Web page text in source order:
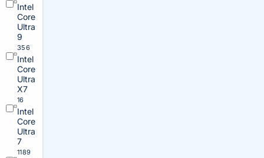
Intel
Core
Ultra
9
356
Intel
Core
Ultra
X7
16
Intel
Core
Ultra
7
1189